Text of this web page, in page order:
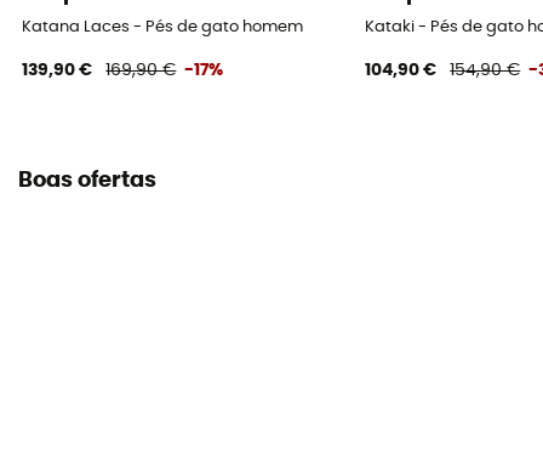
Katana Laces - Pés de gato homem
139,90 € 169,90 € -17%
Kataki - Pés de gato
104,90 € 154,90 € -
Boas ofertas